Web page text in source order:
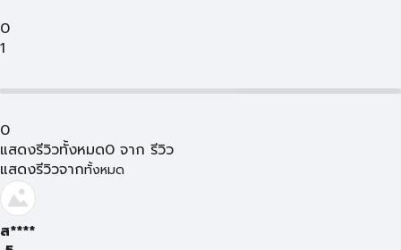
0
1
0
แสดงรีวิวทั้งหมด0 จาก รีวิว
แสดงรีวิวจากทั้งหมด
ส****